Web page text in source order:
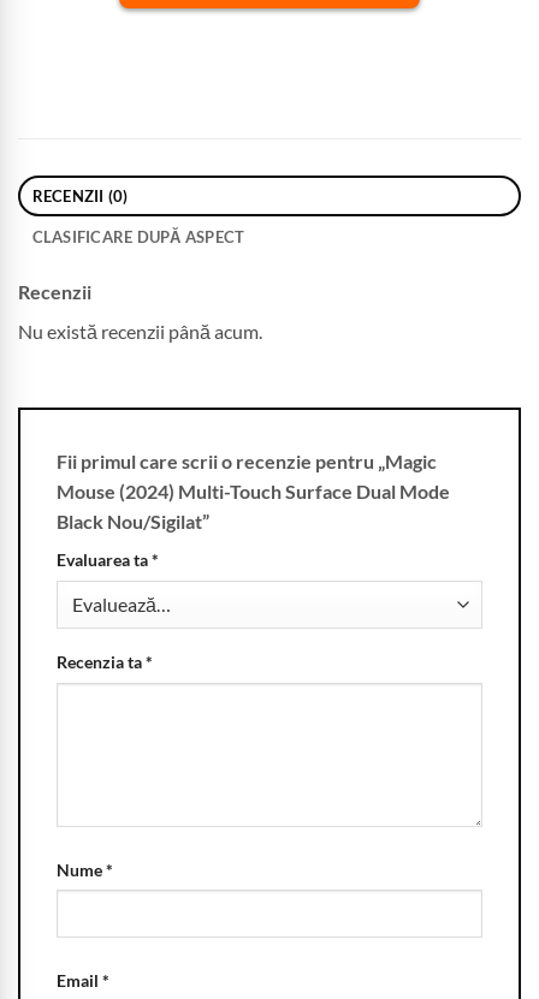
RECENZII (0)
CLASIFICARE DUPĂ ASPECT
Recenzii
Nu există recenzii până acum.
Fii primul care scrii o recenzie pentru „Magic
Mouse (2024) Multi-Touch Surface Dual Mode
Black Nou/Sigilat”
Evaluarea ta*
Recenzia ta*
Nume*
Email *